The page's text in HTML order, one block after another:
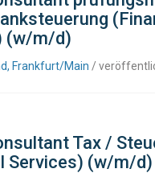
(w/m/d)
Frankfurt/Main /
Tax /
Services) (w/m/d)